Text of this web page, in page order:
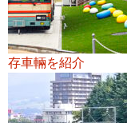
存車輛を紹介